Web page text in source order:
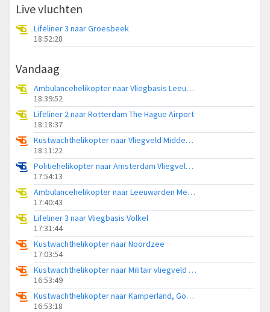
Live vluchten
Lifeliner 3 naar Groesbeek
18:52:28
Vandaag
Ambulancehelikopter naar Vliegbasis Leeuwarden
18:39:52
Lifeliner 2 naar Rotterdam The Hague Airport
18:18:37
Kustwachthelikopter naar Vliegveld Midden-Zeeland
18:11:22
Politiehelikopter naar Amsterdam Vliegveld Schiphol
17:54:13
Ambulancehelikopter naar Leeuwarden Medical Center Heliport
17:40:43
Lifeliner 3 naar Vliegbasis Volkel
17:31:44
Kustwachthelikopter naar Noordzee
17:03:54
Kustwachthelikopter naar Militair vliegveld De Kooy / Den Helder Airport
16:53:49
Kustwachthelikopter naar Kamperland, Goudplaatweg
16:53:18